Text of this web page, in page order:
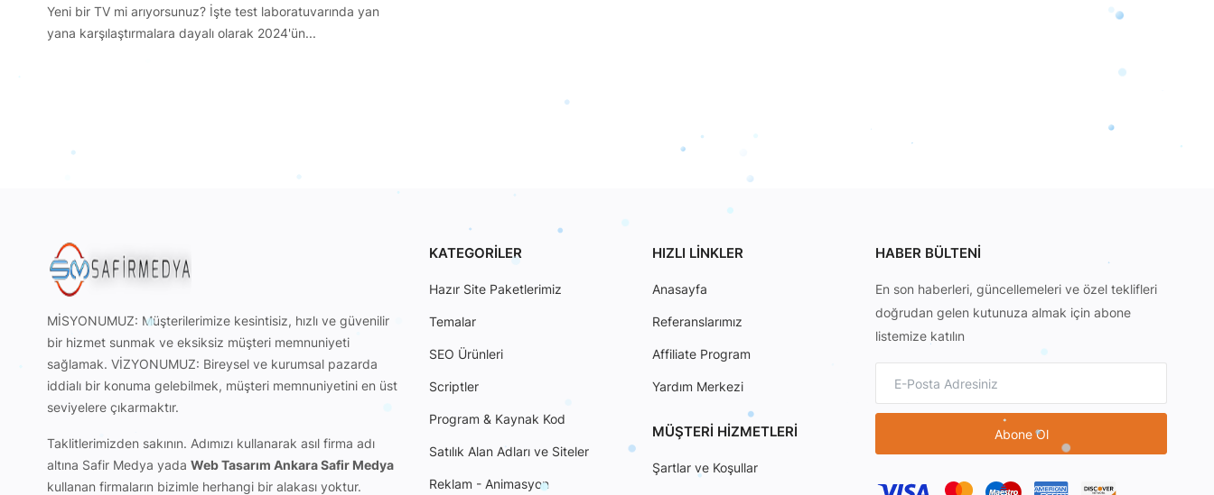
Yeni bir TV mi arıyorsunuz? İşte test laboratuvarında yan
yana karşılaştırmalara dayalı olarak 2024'ün...
MİSYONUMUZ: Müşterilerimize kesintisiz, hızlı ve güvenilir
bir hizmet sunmak ve eksiksiz müşteri memnuniyeti
sağlamak. VİZYONUMUZ: Bireysel ve kurumsal pazarda
iddialı bir konuma gelebilmek, müşteri memnuniyetini en üst
seviyelere çıkarmaktır.
Taklitlerimizden sakının. Adımızı kullanarak asıl firma adı
altına Safir Medya yada Web Tasarım Ankara Safir Medya
kullanan firmaların bizimle herhangi bir alakası yoktur.
KATEGORILER
Hazır Site Paketlerimiz
Temalar
SEO Ürünleri
Scriptler
Program & Kaynak Kod
Satılık Alan Adları ve Siteler
Reklam - Animasyon
HIZLI LINKLER
Anasayfa
Referanslarımız
Affiliate Program
Yardım Merkezi
MÜŞTERI HIZMETLERI
Şartlar ve Koşullar
HABER BÜLTENI
En son haberleri, güncellemeleri ve özel teklifleri
doğrudan gelen kutunuza almak için abone
listemize katılın
Abone Ol